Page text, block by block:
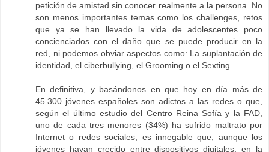
petición de amistad sin conocer realmente a la persona. No
son menos importantes temas como los challenges, retos
que ya se han llevado la vida de adolescentes poco
concienciados con el daño que se puede producir en la
red, ni podemos obviar aspectos como: La suplantación de
identidad, el ciberbullying, el Grooming o el Sexting.
En definitiva, y basándonos en que hoy en día más de
45.300 jóvenes españoles son adictos a las redes o que,
según el último estudio del Centro Reina Sofía y la FAD,
uno de cada tres menores (34%) ha sufrido maltrato por
Internet o redes sociales, es innegable que, aunque los
jóvenes hayan crecido entre dispositivos digitales, en la